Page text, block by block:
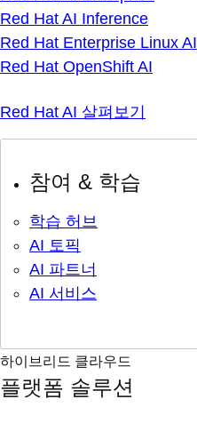
Red Hat AI Inference
Red Hat Enterprise Linux AI
Red Hat OpenShift AI
Red Hat AI 살펴보기
참여 & 학습
학습 허브
AI 토픽
AI 파트너
AI 서비스
하이브리드 클라우드
플랫폼 솔루션